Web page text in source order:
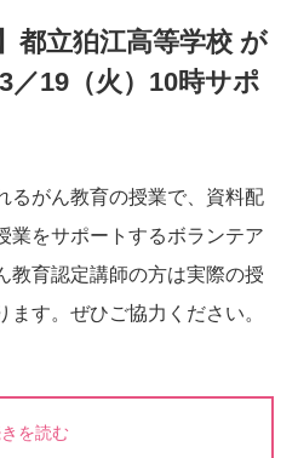
都立狛江高等学校 が
／19（火）10時サポ
るがん教育の授業で、資料配
業をサポートするボランテア
教育認定講師の方は実際の授
す。ぜひご協力ください。
を読む